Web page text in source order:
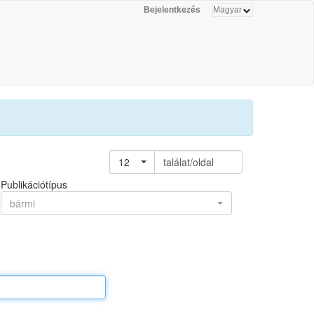
Bejelentkezés
12
találat/oldal
Publikációtípus
bármi